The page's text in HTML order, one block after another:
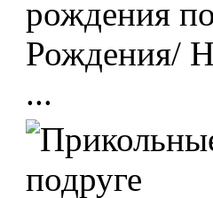
рождения
Рождения/
...